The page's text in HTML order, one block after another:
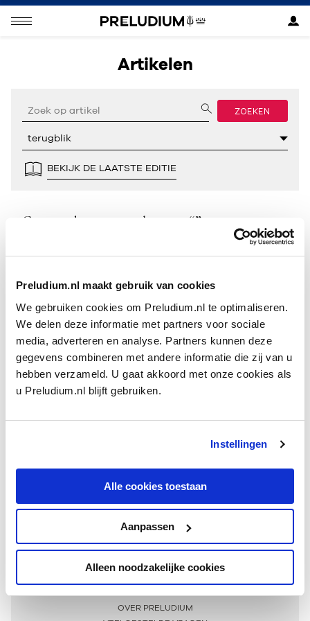
Preludium.nl maakt gebruik van cookies
We gebruiken cookies om Preludium.nl te optimaliseren.
We delen deze informatie met partners voor sociale
media, adverteren en analyse. Partners kunnen deze
gegevens combineren met andere informatie die zij van u
hebben verzameld. U gaat akkoord met onze cookies als
u Preludium.nl blijft gebruiken.
Instellingen
Alle cookies toestaan
Aanpassen
Alleen noodzakelijke cookies
Artikelen
ZOEKEN
BEKIJK DE LAATSTE EDITIE
Geen resultaten gevonden voor “”.
Meer informatie
OVER PRELUDIUM